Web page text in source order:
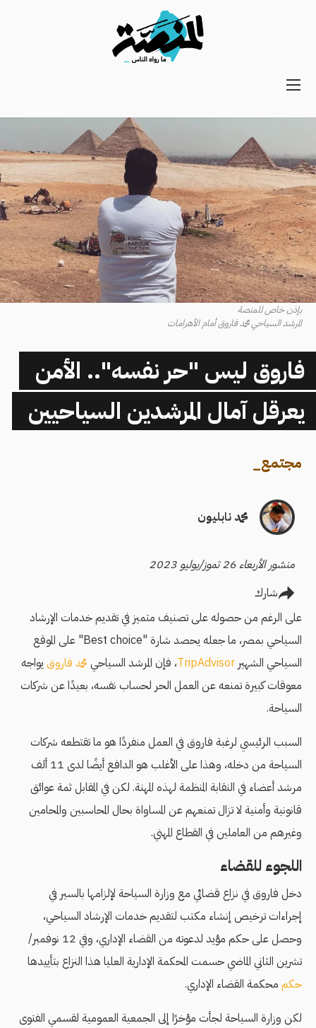
Main
Navigation
بإذن خاص للمنصة
المرشد السياحي محمد فاروق أمام الأهرامات
فاروق ليس "حر نفسه".. الأمن
يعرقل آمال المرشدين السياحيين
مجتمع_
محمد نابليون
منشور الأربعاء 26 تموز/يوليو 2023
شارك
على الرغم من حصوله على تصنيف متميز في تقديم خدمات الإرشاد
السياحي بمصر، ما جعله يحصد شارة "Best choice" على الموقع
السياحي الشهير TripAdvisor، فإن المرشد السياحي محمد فاروق يواجه
معوقات كبيرة تمنعه عن العمل الحر لحساب نفسه، بعيدًا عن شركات
السياحة.
السبب الرئيسي لرغبة فاروق في العمل منفردًا هو ما تقتطعه شركات
السياحة من دخله، وهذا على الأغلب هو الدافع أيضًا لدى 11 ألف
مرشد أعضاء في النقابة المنظمة لهذه المهنة. لكن في المقابل ثمة عوائق
قانونية وأمنية لا تزال تمنعهم عن المساواة بحال المحاسبين والمحامين
وغيرهم من العاملين في القطاع المهني.
اللجوء للقضاء
دخل فاروق في نزاع قضائي مع وزارة السياحة لإلزامها بالسير في
إجراءات ترخيص إنشاء مكتب لتقديم خدمات الإرشاد السياحي،
وحصل على حكم مؤيد لدعوته من القضاء الإداري، وفي 12 نوفمبر/
تشرين الثاني الماضي حسمت المحكمة الإدارية العليا هذا النزاع بتأييدها
حكم محكمة القضاء الإداري.
لكن وزارة السياحة لجأت مؤخرًا إلى الجمعية العمومية لقسمي الفتوى